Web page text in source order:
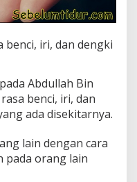
benci, iri, dan dengki
Abdullah Bin
benci, iri, dan
ada disekitarnya.
lain dengan cara
pada orang lain